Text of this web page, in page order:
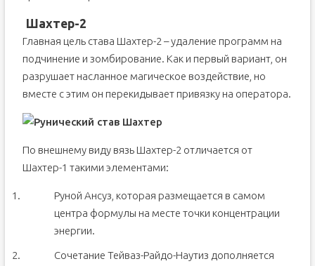
Шахтер-2
Главная цель става Шахтер-2 – удаление программ на
подчинение и зомбирование. Как и первый вариант, он
разрушает насланное магическое воздействие, но
вместе с этим он перекидывает привязку на оператора.
По внешнему виду вязь Шахтер-2 отличается от
Шахтер-1 такими элементами:
Руной Ансуз, которая размещается в самом
центра формулы на месте точки концентрации
энергии.
Сочетание Тейваз-Райдо-Наутиз дополняется